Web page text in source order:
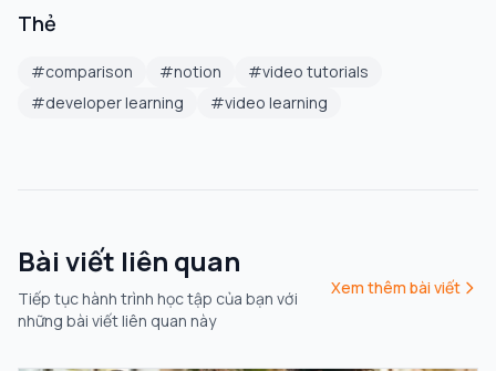
Thẻ
#comparison #notion #video tutorials
#developer learning #video learning
Bài viết liên quan
Tiếp tục hành trình học tập của bạn với
những bài viết liên quan này
Xem thêm bài viết